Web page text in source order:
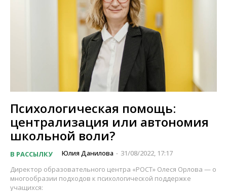
Психологическая помощь:
централизация или автономия
школьной воли?
В РАССЫЛКУ Юлия Данилова - 31/08/2022, 17:17
Директор образовательного центра «РОСТ» Олеся Орлова — о
многообразии подходов к психологической поддержке
учащихся: